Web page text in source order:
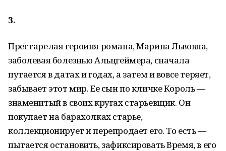
3.
Престарелая героиня романа, Марина Львовна,
заболевая болезнью Альцгеймера, сначала
путается в датах и годах, а затем и вовсе теряет,
забывает этот мир. Ее сын по кличке Король —
знаменитый в своих кругах старьевщик. Он
покупает на барахолках старье,
коллекционирует и перепродает его. То есть —
пытается остановить, зафиксировать Время, в его